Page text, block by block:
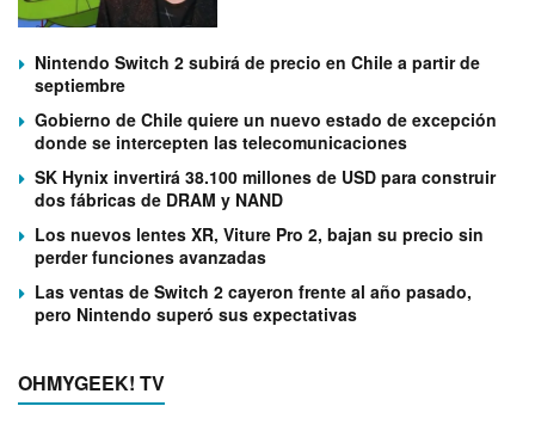
Nintendo Switch 2 subirá de precio en Chile a partir de
septiembre
Gobierno de Chile quiere un nuevo estado de excepción
donde se intercepten las telecomunicaciones
SK Hynix invertirá 38.100 millones de USD para construir
dos fábricas de DRAM y NAND
Los nuevos lentes XR, Viture Pro 2, bajan su precio sin
perder funciones avanzadas
Las ventas de Switch 2 cayeron frente al año pasado,
pero Nintendo superó sus expectativas
OHMYGEEK! TV